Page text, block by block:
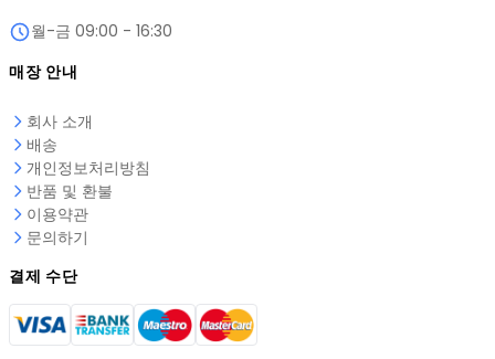
월-금 09:00 - 16:30
매장 안내
회사 소개
배송
개인정보처리방침
반품 및 환불
이용약관
문의하기
결제 수단